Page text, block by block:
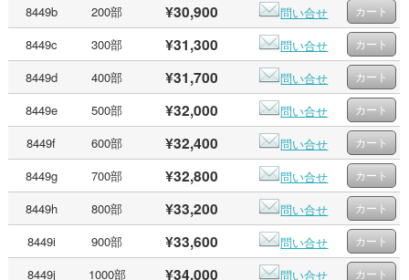
8449b
200部 ¥30,900
問い合せ
8449c
300部 ¥31,300
問い合せ
8449d
400部 ¥31,700
問い合せ
8449e
500部 ¥32,000
問い合せ
8449f
600部 ¥32,400
問い合せ
8449g
700部 ¥32,800
問い合せ
8449h
800部 ¥33,200
問い合せ
8449i
900部 ¥33,600
問い合せ
8449j
1000部 ¥34,000 問い合せ